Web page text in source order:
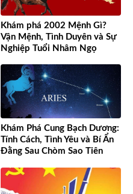
Khám phá 2002 Mệnh Gì?
Vận Mệnh, Tình Duyên và Sự
Nghiệp Tuổi Nhâm Ngọ
Khám Phá Cung Bạch Dương:
Tính Cách, Tình Yêu và Bí Ẩn
Đằng Sau Chòm Sao Tiên